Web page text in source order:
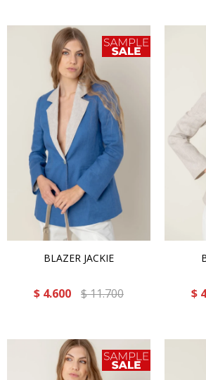
BLAZER JACKIE
$ 4.600 $11.700 $